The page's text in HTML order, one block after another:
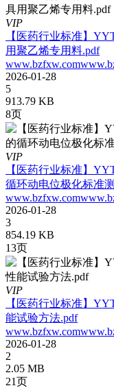
VIP
【医药行业标准】
用聚乙烯专用料.pdf
2026-01-28
5
913.79 KB
8页
VIP
【医药行业标准】
循环动电位极化标准
2026-01-28
3
854.19 KB
13页
VIP
【医药行业标准】
能试验方法.pdf
2026-01-28
2
2.05 MB
21页